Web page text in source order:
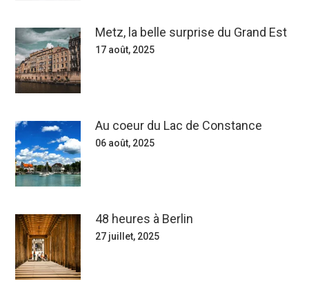
Metz, la belle surprise du Grand Est
17 août, 2025
Au coeur du Lac de Constance
06 août, 2025
48 heures à Berlin
27 juillet, 2025